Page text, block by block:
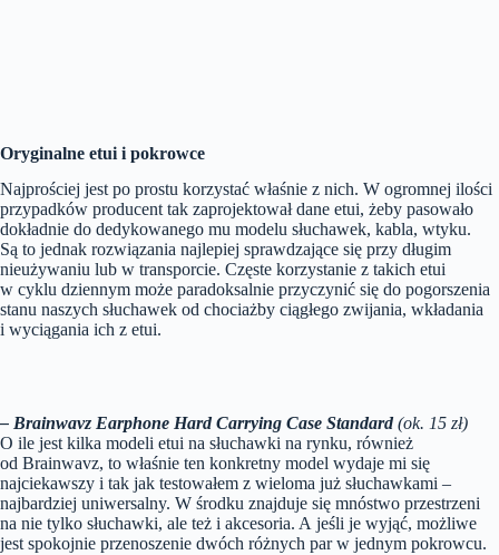
Oryginalne etui i pokrowce
Najprościej jest po prostu korzystać właśnie z nich. W ogromnej ilości
przypadków producent tak zaprojektował dane etui, żeby pasowało
dokładnie do dedykowanego mu modelu słuchawek, kabla, wtyku.
Są to jednak rozwiązania najlepiej sprawdzające się przy długim
nieużywaniu lub w transporcie. Częste korzystanie z takich etui
w cyklu dziennym może paradoksalnie przyczynić się do pogorszenia
stanu naszych słuchawek od chociażby ciągłego zwijania, wkładania
i wyciągania ich z etui.
– Brainwavz Earphone Hard Carrying Case Standard(ok. 15 zł)
O ile jest kilka modeli etui na słuchawki na rynku, również
od Brainwavz, to właśnie ten konkretny model wydaje mi się
najciekawszy i tak jak testowałem z wieloma już słuchawkami –
najbardziej uniwersalny. W środku znajduje się mnóstwo przestrzeni
na nie tylko słuchawki, ale też i akcesoria. A jeśli je wyjąć, możliwe
jest spokojnie przenoszenie dwóch różnych par w jednym pokrowcu.